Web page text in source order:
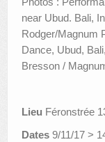
near Ubud. Bali,
Rodger/Magnum
Dance, Ubud,
Bresson /
Lieu Féronstrée
Dates 9/11/17 >